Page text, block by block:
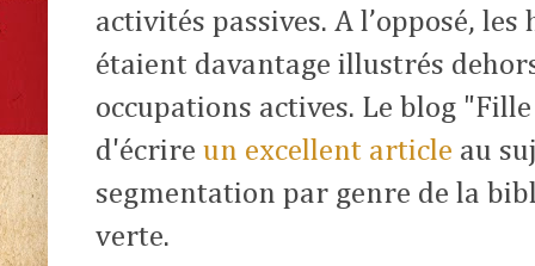
activités passives. A l’opposé,
étaient davantage illustrés
occupations actives. Le blog
d'écrire un excellent article au
segmentation par genre de la
verte.